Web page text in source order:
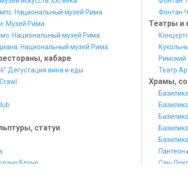
Национальный музей Рима
Музей Рима
Национальный музей Рима
Национальный музей Рима.
кабаре
Дегустация вина и еды
статуи
Бруно
Фонтан
Театры и
Римский
Театр
Храмы,
Пантеон
Сан-